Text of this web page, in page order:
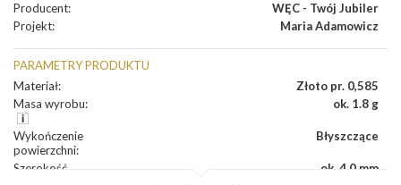
Producent:
WĘC - Twój Jubiler
Projekt: Maria Adamowicz
PARAMETRY PRODUKTU
Materiał:
Złoto pr. 0,585
Masa wyrobu: ok. 1.8 g
Wykończenie
powierzchni:
Błyszczące
Szerokość
ok. 4,0 mm